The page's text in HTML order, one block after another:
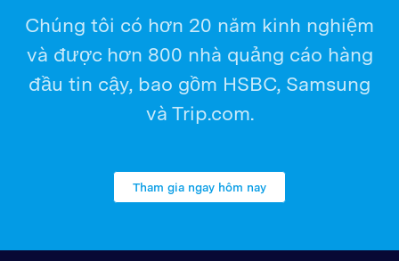
Chúng tôi có hơn 20 năm kinh nghiệm
và được hơn 800 nhà quảng cáo hàng
đầu tin cậy, bao gồm HSBC, Samsung
và Trip.com.
Tham gia ngay hôm nay